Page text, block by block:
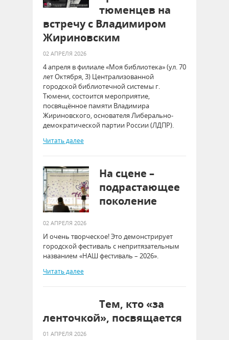
тюменцев на
встречу с Владимиром
Жириновским
02 АПРЕЛЯ 2026
4 апреля в филиале «Моя библиотека» (ул. 70
лет Октября, 3) Централизованной
городской библиотечной системы г.
Тюмени, состоится мероприятие,
посвящённое памяти Владимира
Жириновского, основателя Либерально-
демократической партии России (ЛДПР).
Читать далее
На сцене –
подрастающее
поколение
02 АПРЕЛЯ 2026
И очень творческое! Это демонстрирует
городской фестиваль с непритязательным
названием «НАШ фестиваль – 2026».
Читать далее
Тем, кто «за
ленточкой», посвящается
01 АПРЕЛЯ 2026